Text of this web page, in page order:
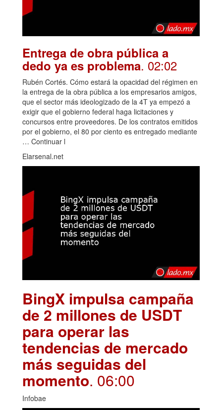
Entrega de obra pública a
dedo ya es problema. 02:02
Rubén Cortés. Cómo estará la opacidad del régimen en
la entrega de la obra pública a los empresarios amigos,
que el sector más ideologizado de la 4T ya empezó a
exigir que el gobierno federal haga licitaciones y
concursos entre proveedores. De los contratos emitidos
por el gobierno, el 80 por ciento es entregado mediante
… Continuar l
Elarsenal.net
BingX impulsa campaña
de 2 millones de USDT
para operar las
tendencias de mercado
más seguidas del
momento. 06:00
Infobae